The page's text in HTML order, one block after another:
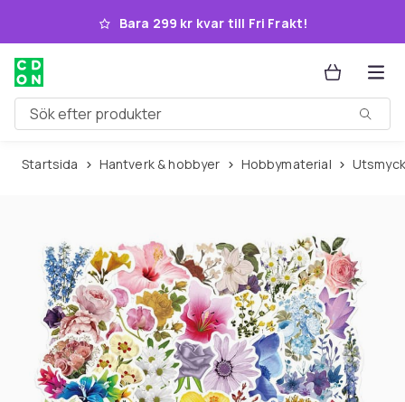
Hoppa till huvudinnehållet
Bara 299 kr kvar till Fri Frakt!
Sök efter produkter
Startsida Hantverk & hobbyer Hobbymaterial